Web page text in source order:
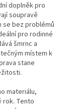
doplněk pro
soupravě
se bez problémů
pro rodinné
šmrnc a
místem k
stane
materiálu,
rok. Tento